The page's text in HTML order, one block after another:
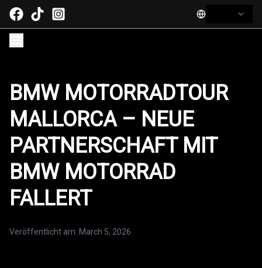
BMW MOTORRADTOUR
MALLORCA – NEUE
PARTNERSCHAFT MIT
BMW MOTORRAD
FALLERT
Veröffentlicht am: March 5, 2026